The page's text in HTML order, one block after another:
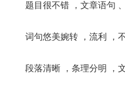
题目很不错 ，文章语句
词句悠美婉转 ，流利 ，
段落清晰 ，条理分明 ，